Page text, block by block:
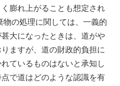
膨れ上がることも想定され
物の処理に関しては、一義的
大になったときは、道がや
ますが、道の財政的負担に
ているものはないと承知し
で道はどのような認識を有